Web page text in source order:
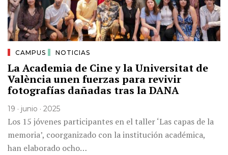
CAMPUS NOTICIAS
La Academia de Cine y la Universitat de
València unen fuerzas para revivir
fotografías dañadas tras la DANA
19 · junio · 2025
Los 15 jóvenes participantes en el taller ‘Las capas de la
memoria’, coorganizado con la institución académica,
han elaborado ocho…